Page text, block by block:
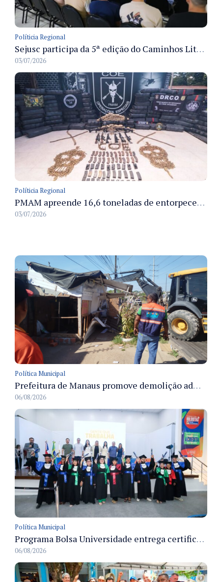
Políticia Regional
Sejusc participa da 5ª edição do Caminhos Literários com foco na cultura hip-hop nas unidades socioeducativas
03/07/2026
Políticia Regional
PMAM apreende 16,6 toneladas de entorpecentes e registra aumento nas prisões em flagrante e nas capturas de foragidos no primeiro semestre de 2026
03/07/2026
Política Municipal
Prefeitura de Manaus promove demolição administrativa de cinco estruturas que ocupavam calçada pública
06/08/2026
Política Municipal
Programa Bolsa Universidade entrega certificados a formandos em Manaus na sede do Executivo municipal
06/08/2026